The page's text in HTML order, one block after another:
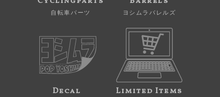
自転車パーツ ヨシムラバレルズ
Decal Limited Items